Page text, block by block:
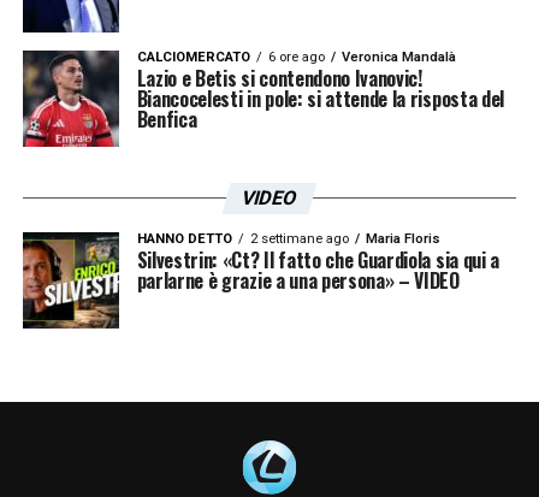
CALCIOMERCATO 6 ore ago Veronica Mandalà
Lazio e Betis si contendono Ivanovic!
Biancocelesti in pole: si attende la risposta del
Benfica
VIDEO
HANNO DETTO 2 settimane ago Maria Floris
Silvestrin: «Ct? Il fatto che Guardiola sia qui a
parlarne è grazie a una persona» – VIDEO